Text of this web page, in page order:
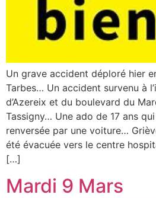
Un grave accident déploré hier
Tarbes… Un accident survenu à
d’Azereix et du boulevard du
Tassigny… Une ado de 17 ans
renversée par une voiture…
été évacuée vers le centre
[…]
Mardi 9 Mars